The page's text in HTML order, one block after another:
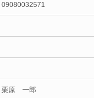
09080032571
栗原 一郎